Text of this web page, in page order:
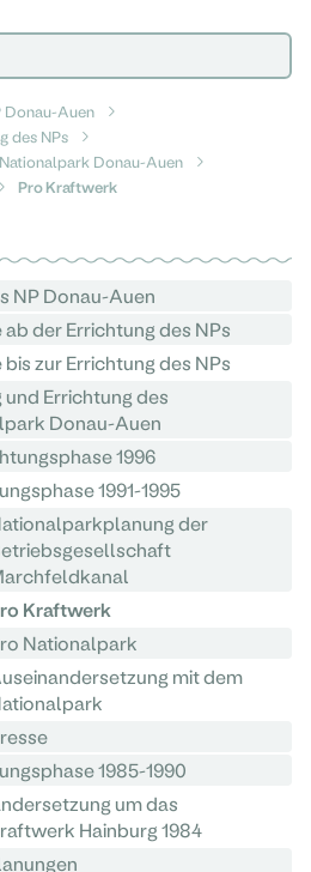
Donau-Auen
des NPs
Donau-Auen
Pro Kraftwerk
NP Donau-Auen
der Errichtung des NPs
zur Errichtung des NPs
und Errichtung des
Donau-Auen
1996
1991-1995
der
Kraftwerk
Nationalpark
mit dem
1985-1990
um das
Hainburg 1984